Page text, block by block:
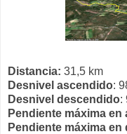
Distancia: 31,5 km
Desnivel ascendido:
Desnivel descendido:
Pendiente máxima en
Pendiente máxima en